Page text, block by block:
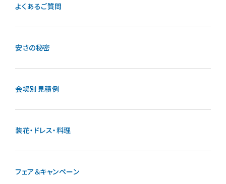
よくあるご質問
安さの秘密
会場別見積例
装花・ドレス・料理
フェア＆キャンペーン